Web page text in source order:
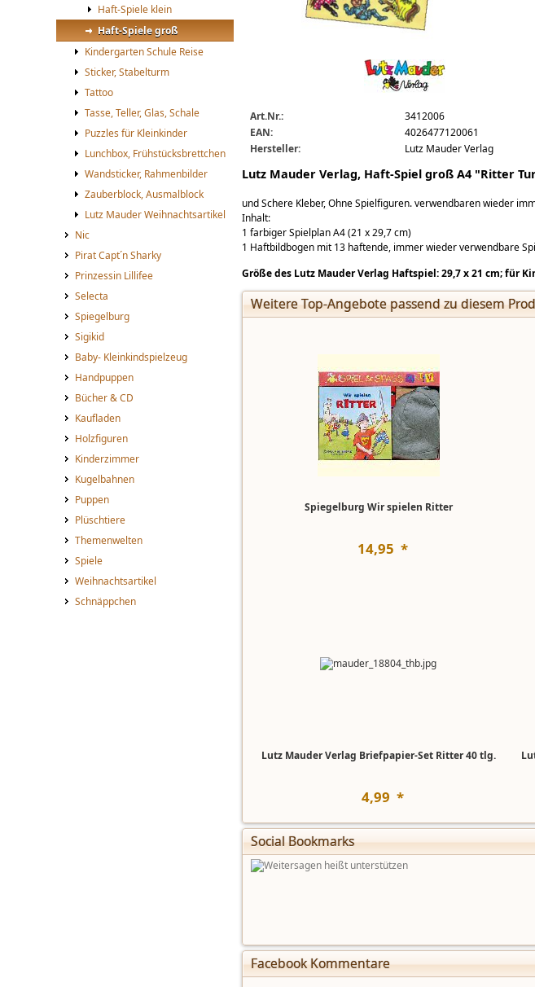
Haft-Spiele klein
Haft-Spiele groß
Kindergarten Schule Reise
Sticker, Stabelturm
Tattoo
Tasse, Teller, Glas, Schale
Puzzles für Kleinkinder
Lunchbox, Frühstücksbrettchen
Wandsticker, Rahmenbilder
Zauberblock, Ausmalblock
Lutz Mauder Weihnachtsartikel
Nic
Pirat Capt´n Sharky
Prinzessin Lillifee
Selecta
Spiegelburg
Sigikid
Baby- Kleinkindspielzeug
Handpuppen
Bücher & CD
Kaufladen
Holzfiguren
Kinderzimmer
Kugelbahnen
Puppen
Plüschtiere
Themenwelten
Spiele
Weihnachtsartikel
Schnäppchen
mauder_haftspiel_ritterturnier_g_big.jpg
Mauder_Haftspiel_Ritterturnier_g.jpg
Art.Nr.:
3412006
EAN:
4026477120061
Hersteller:
Lutz Mauder Verlag
Lutz Mauder Verlag, Haft-Spiel groß A4 "Ritter
und Schere Kleber, Ohne Spielfiguren. verwendbaren wieder
Inhalt:
1 farbiger Spielplan A4 (21 x 29,7 cm)
1 Haftbildbogen mit 13 haftende, immer wieder verwendbare
Größe des Lutz Mauder Verlag Haftspiel: 29,7 x 21 cm; für
Weitere Top-Angebote passend zu diesem
Spiegelburg Wir spielen Ritter
14,95 *
Lutz Mauder Verlag Briefpapier-Set Ritter 40 tlg.
4,99 *
Social Bookmarks
Facebook Kommentare